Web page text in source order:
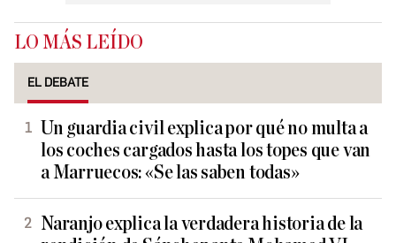
LO MÁS LEÍDO
EL DEBATE
Un guardia civil explica por qué no multa a
los coches cargados hasta los topes que van
a Marruecos: «Se las saben todas»
Naranjo explica la verdadera historia de la